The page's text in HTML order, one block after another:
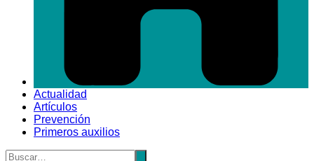
Actualidad
Artículos
Prevención
Primeros auxilios